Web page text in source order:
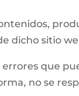
dicho sitio
que
no se